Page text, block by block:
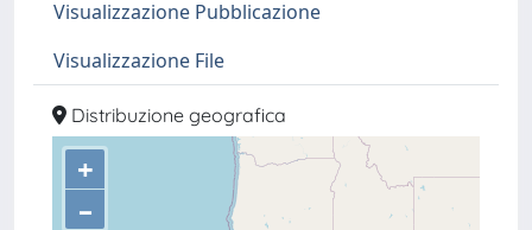
Visualizzazione Pubblicazione
Visualizzazione File
Distribuzione geografica
+
–